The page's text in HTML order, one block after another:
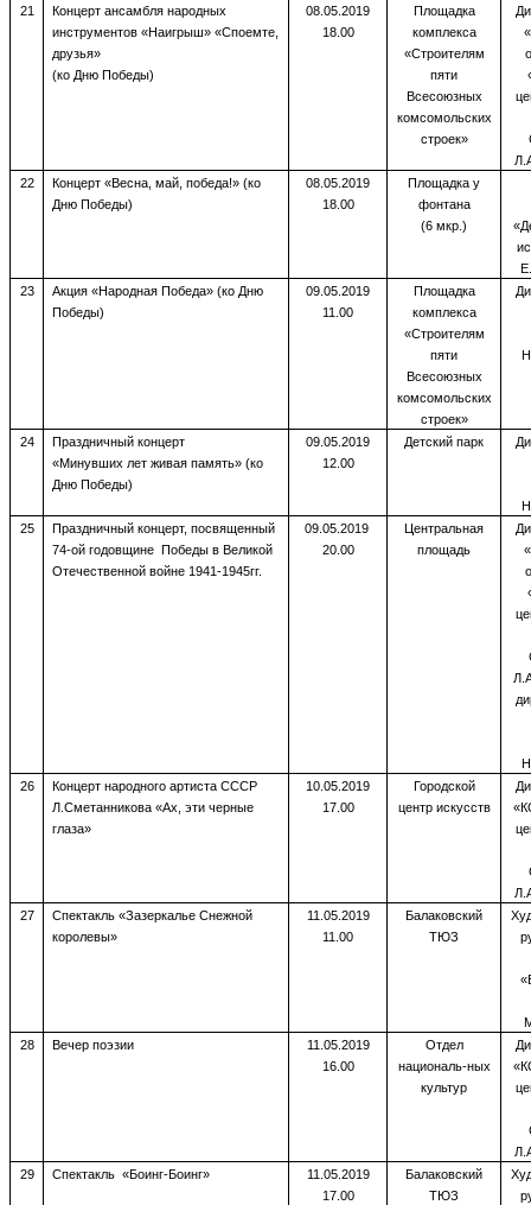
21
Концерт ансамбля народных
инструментов «Наигрыш» «Споемте,
друзья»
(ко Дню Победы)
08.05.2019
18.00
Площадка
комплекса
«Строителям
пяти
Всесоюзных
комсомольских
строек»
22
Концерт «Весна, май, победа!» (ко
Дню Победы)
08.05.2019
18.00
Площадка у
фонтана
(6 мкр.)
23
Акция «Народная Победа» (ко Дню
Победы)
09.05.2019
11.00
Площадка
комплекса
«Строителям
пяти
Всесоюзных
комсомольских
строек»
24
Праздничный концерт
«Минувших лет живая память» (ко
Дню Победы)
09.05.2019
12.00
Детский парк
25
Праздничный концерт, посвященный
74-ой годовщине Победы в Великой
Отечественной войне 1941-1945гг.
09.05.2019
20.00
Центральная
площадь
26
Концерт народного артиста СССР
Л.Сметанникова «Ах, эти черные
глаза»
10.05.2019
17.00
Городской
центр искусств
27
Спектакль «Зазеркалье Снежной
королевы»
11.05.2019
11.00
Балаковский
ТЮЗ
28
Вечер поэзии
11.05.2019
16.00
Отдел
националь-ных
культур
29
Спектакль «Боинг-Боинг»
11.05.2019
17.00
Балаковский
ТЮЗ